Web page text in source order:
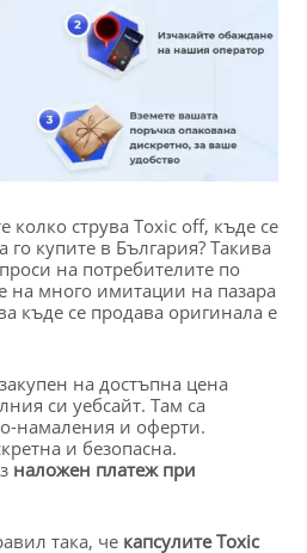
колко струва Toxic off, къде се
купите в България? Такива
на потребителите по
много имитации на пазара
къде се продава оригинала е
на достъпна цена
си уебсайт. Там са
намаления и оферти.
и безопасна.
наложен платеж при
така, че капсулитеToxic